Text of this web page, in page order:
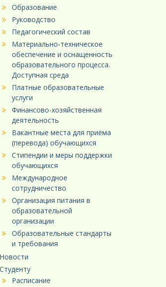
Образование
Руководство
Педагогический состав
Материально-техническое
обеспечение и оснащенность
образовательного процесса.
Доступная среда
Платные образовательные
услуги
Финансово-хозяйственная
деятельность
Вакантные места для приёма
(перевода) обучающихся
Стипендии и меры поддержки
обучающихся
Международное
сотрудничество
Организация питания в
образовательной
организации
Образовательные стандарты
и требования
Новости
Студенту
Расписание